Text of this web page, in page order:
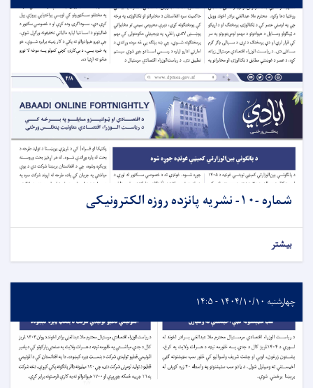
شماره -۱۰- نشريه پانزده روزه الکترونیکی
بیشتر
چهارشنبه ۱۴۰۴/۱۰/۱۰ - ۱۴:۵